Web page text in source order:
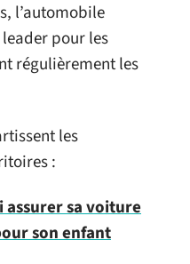
l’automobile
pour les
régulièrement les
les
:
assurer sa voiture
son enfant